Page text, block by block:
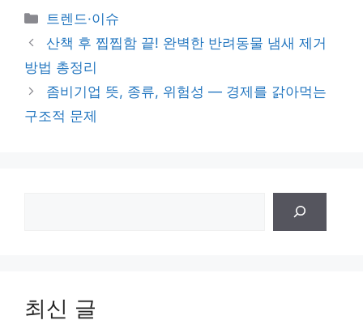
카
테
리
트렌드·이슈
산책 후 찝찝함 끝! 완벽한 반려동물 냄새 제거
방법 총정리
좀비기업 뜻, 종류, 위험성 — 경제를 갉아먹는
구조적 문제
최신 글